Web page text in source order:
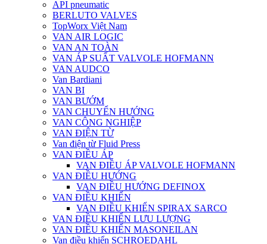
API pneumatic
BERLUTO VALVES
TopWorx Việt Nam
VAN AIR LOGIC
VAN AN TOÀN
VAN ÁP SUẤT VALVOLE HOFMANN
VAN AUDCO
Van Bardiani
VAN BI
VAN BƯỚM
VAN CHUYỂN HƯỚNG
VAN CÔNG NGHIỆP
VAN ĐIỆN TỪ
Van điện từ Fluid Press
VAN ĐIỀU ÁP
VAN ĐIỀU ÁP VALVOLE HOFMANN
VAN ĐIỀU HƯỚNG
VAN ĐIỀU HƯỚNG DEFINOX
VAN ĐIỀU KHIỂN
VAN ĐIỀU KHIỂN SPIRAX SARCO
VAN ĐIỀU KHIỂN LƯU LƯỢNG
VAN ĐIỀU KHIỂN MASONEILAN
Van điều khiển SCHROEDAHL